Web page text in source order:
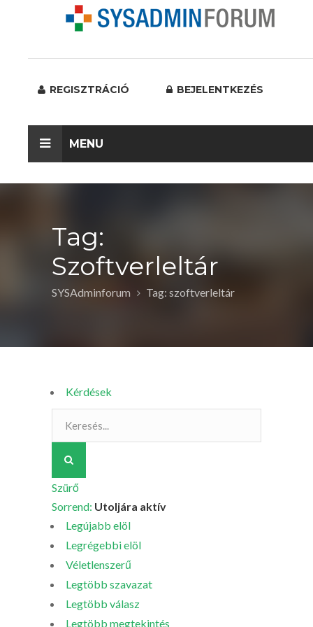
REGISZTRÁCIÓ BEJELENTKEZÉS
MENU
Tag:
Szoftverleltár
SYSAdminforum Tag: szoftverleltár
Kérdések
Szürő
Sorrend: Utoljára aktív
Legújabb elöl
Legrégebbi elöl
Véletlenszerű
Legtöbb szavazat
Legtöbb válasz
Legtöbb megtekintés